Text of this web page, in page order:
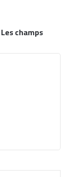
Les champs